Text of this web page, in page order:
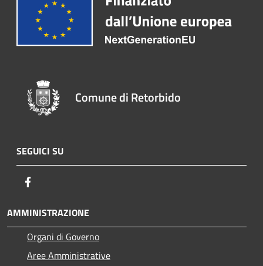
Comune di Retorbido
SEGUICI SU
AMMINISTRAZIONE
Organi di Governo
Aree Amministrative